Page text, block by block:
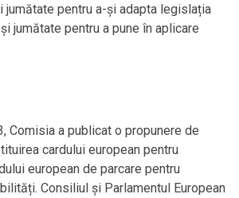
pentru a-și adapta legislația
jumătate pentru a pune în aplicare
Comisia a publicat o propunere de
cardului european pentru
european de parcare pentru
Consiliul și Parlamentul European